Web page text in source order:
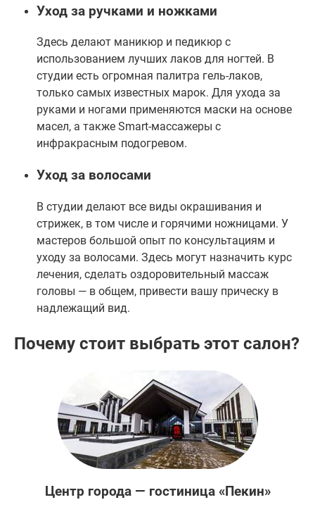
Уход за ручками и ножками
Здесь делают маникюр и педикюр с
использованием лучших лаков для ногтей. В
студии есть огромная палитра гель-лаков,
только самых известных марок. Для ухода за
руками и ногами применяются маски на основе
масел, а также Smart-массажеры с
инфракрасным подогревом.
Уход за волосами
В студии делают все виды окрашивания и
стрижек, в том числе и горячими ножницами. У
мастеров большой опыт по консультациям и
уходу за волосами. Здесь могут назначить курс
лечения, сделать оздоровительный массаж
головы — в общем, привести вашу прическу в
надлежащий вид.
Почему стоит выбрать этот салон?
Центр города — гостиница «Пекин»